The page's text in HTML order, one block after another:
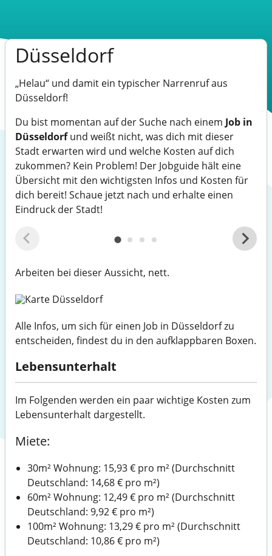
Düsseldorf
„Helau“ und damit ein typischer Narrenruf aus
Düsseldorf!
Du bist momentan auf der Suche nach einem Job in
Düsseldorfund weißt nicht, was dich mit dieser
Stadt erwarten wird und welche Kosten auf dich
zukommen? Kein Problem! Der Jobguide hält eine
Übersicht mit den wichtigsten Infos und Kosten für
dich bereit! Schaue jetzt nach und erhalte einen
Eindruck der Stadt!
Arbeiten bei dieser Aussicht, nett.
Alle Infos, um sich für einen Job in Düsseldorf zu
entscheiden, findest du in den aufklappbaren Boxen.
Lebensunterhalt
Im Folgenden werden ein paar wichtige Kosten zum
Lebensunterhalt dargestellt.
Miete:
30m² Wohnung: 15,93 € pro m² (Durchschnitt
Deutschland: 14,68 € pro m²)
60m² Wohnung: 12,49 € pro m² (Durchschnitt
Deutschland: 9,92 € pro m²)
100m² Wohnung: 13,29 € pro m² (Durchschnitt
Deutschland: 10,86 € pro m²)